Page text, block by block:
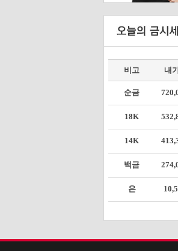
비고 내
순금
18K
14K
백금
은